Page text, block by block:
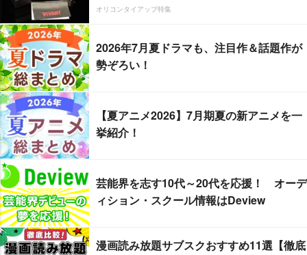
オリコンタイアップ特集
2026年7月夏ドラマも、注目作＆話題作が
勢ぞろい！
【夏アニメ2026】7月期夏の新アニメを一
挙紹介！
芸能界を志す10代～20代を応援！ オーデ
ィション・スクール情報はDeview
漫画読み放題サブスクおすすめ11選【徹底